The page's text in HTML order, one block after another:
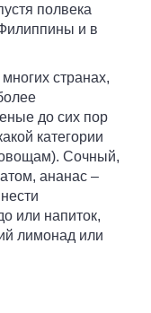
полвека
и в
странах,
до сих пор
категории
овощам). Сочный,
ананас –
или напиток,
лимонад или